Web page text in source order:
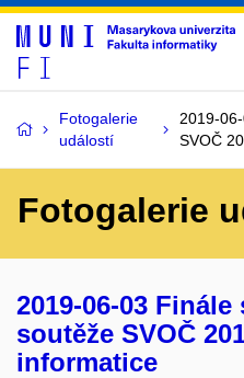
Fotogalerie
událostí
2019-
SVOČ
Fotogalerie
2019-06-03
soutěže SVOČ
informatice